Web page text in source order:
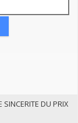
DU PRIX